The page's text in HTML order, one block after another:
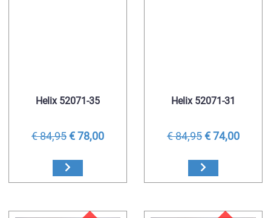
Helix 52071-35
€ 84,95€ 78,00
Helix 52071-31
€ 84,95€ 74,00